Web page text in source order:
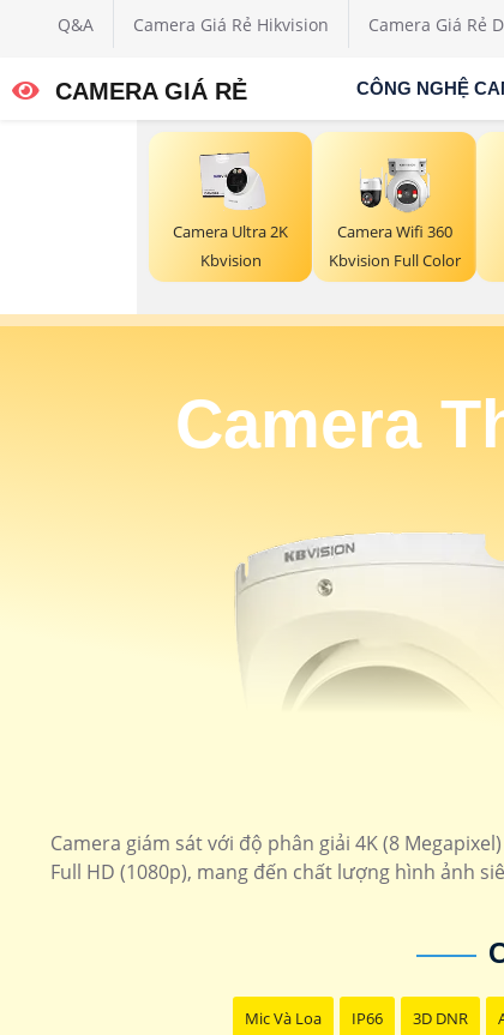
Q&A Camera Giá Rẻ Hikvision Camera Giá Rẻ
CAMERA GIÁ RẺ CÔNG NGHỆ
Camera Ultra 2K
Kbvision
Camera Wifi 360
Kbvision Full Color
Camera
Camera giám sát với độ phân giải 4K (8
Full HD (1080p), mang đến chất lượng hình ảnh
Mic Và Loa IP66 3D DNR